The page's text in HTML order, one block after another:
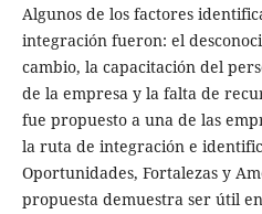
Algunos de los factores
integración fueron: el
cambio, la capacitación del
de la empresa y la falta de
fue propuesto a una de las
la ruta de integración e
Oportunidades, Fortalezas y
propuesta demuestra ser útil